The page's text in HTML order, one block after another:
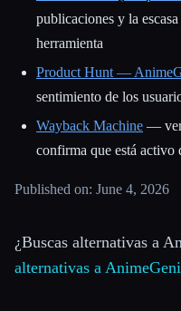
publicaciones y la
herramienta
Product Hunt —
sentimiento de los
Wayback Machine —
confirma que está activo
Published on: June 4, 2026
¿Buscas alternativas a
alternativas a